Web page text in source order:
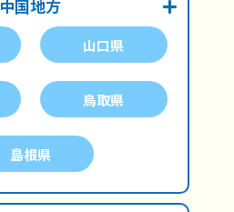
中国地方
山口県
鳥取県
島根県